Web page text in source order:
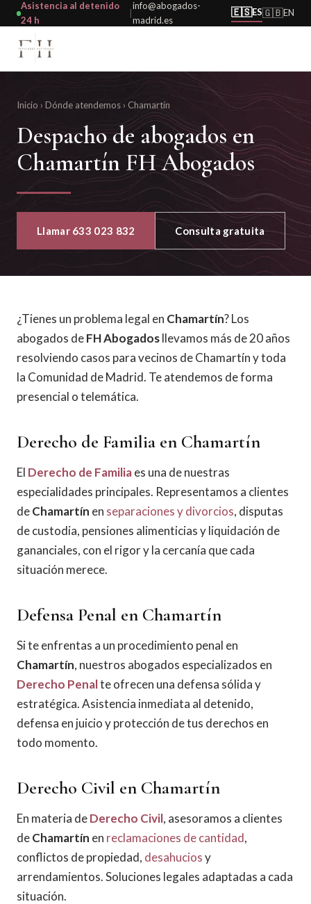
Asistencia al detenido
24 h
|
info@abogados-
madrid.es
🇪🇸ES🇬🇧EN
Inicio › Dónde atendemos › Chamartín
Despacho de abogados en
Chamartín FH Abogados
Llamar 633 023 832 Consulta gratuita
¿Tienes un problema legal en Chamartín? Los
abogados deFH Abogadosllevamos más de 20 años
resolviendo casos para vecinos de Chamartín y toda
la Comunidad de Madrid. Te atendemos de forma
presencial o telemática.
Derecho de Familia en Chamartín
El Derecho de Familiaes una de nuestras
especialidades principales. Representamos a clientes
deChamartín en separaciones y divorcios, disputas
de custodia, pensiones alimenticias y liquidación de
gananciales, con el rigor y la cercanía que cada
situación merece.
Defensa Penal en Chamartín
Si te enfrentas a un procedimiento penal en
Chamartín, nuestros abogados especializados en
Derecho Penalte ofrecen una defensa sólida y
estratégica. Asistencia inmediata al detenido,
defensa en juicio y protección de tus derechos en
todo momento.
Derecho Civil en Chamartín
En materia deDerecho Civil, asesoramos a clientes
deChamartín en reclamaciones de cantidad,
conflictos de propiedad, desahuciosy
arrendamientos. Soluciones legales adaptadas a cada
situación.